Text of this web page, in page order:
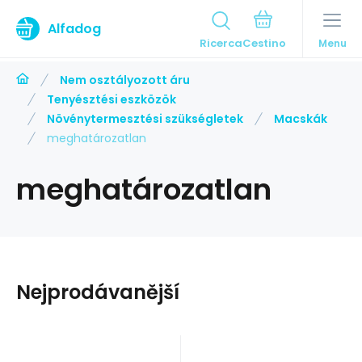
Alfadog
Ricerca Menu
Nem osztályozott áru
Tenyésztési eszközök
Növénytermesztési szükségletek
Macskák
meghatározatlan
meghatározatlan
Nejprodávanější